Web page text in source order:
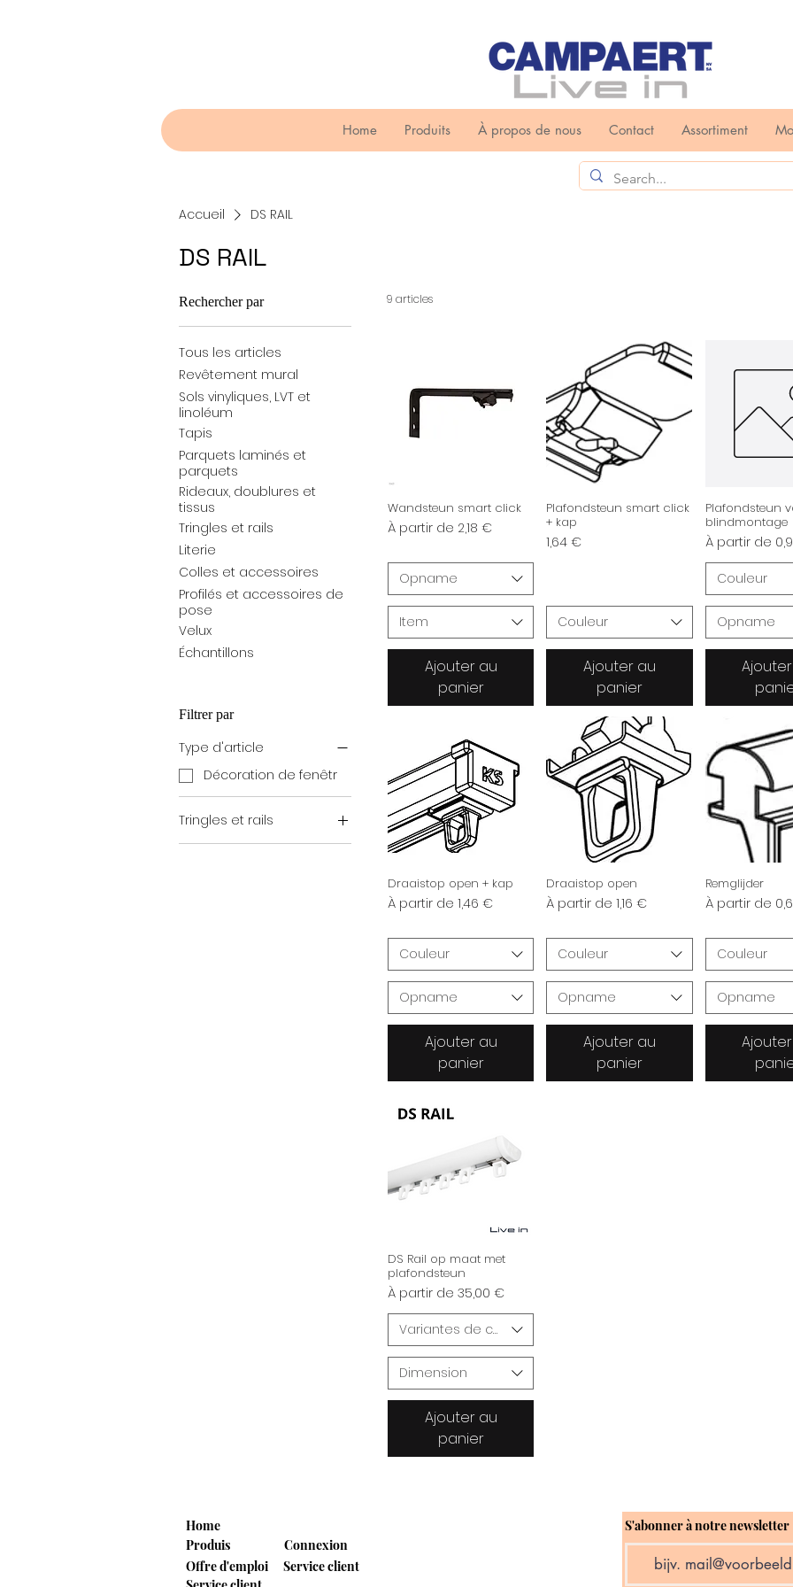
Home Produits À propos de nous Contact Assortiment
Accueil DS RAIL
DS RAIL
Rechercher par
Tous les articles
Revêtement mural
Sols vinyliques, LVT et
linoléum
Tapis
Parquets laminés et
parquets
Rideaux, doublures et
tissus
Tringles et rails
Literie
Colles et accessoires
Profilés et accessoires de
pose
Velux
Échantillons
Filtrer par
Type d'article
Décoration de fenêtr
Tringles et rails
KS Rails
9 articles
Wandsteun smart click
À partir de 2,18 €
Prix promotionnel
Opname
Item
Ajouter au
panier
Plafondsteun smart click
+ kap
Prix
1,64 €
Couleur
Ajouter au
panier
Plafondsteun
blindmontage
À partir de
Prix
Couleur
Opname
Draaistop open + kap
À partir de1,46 €
Prix promotionnel
Couleur
Opname
Ajouter au
panier
Draaistop open
À partir de1,16 €
Prix promotionnel
Couleur
Opname
Ajouter au
panier
Remglijder
À partir de
Prix
Couleur
Opname
DS Rail op maat met
plafondsteun
À partir de35,00 €
Prix promotionnel
Variantes de couleur
Dimension
Ajouter au
panier
Home
Produis
Offre d'emploi
Connexion
Service client
S'abonner à notre newsletter